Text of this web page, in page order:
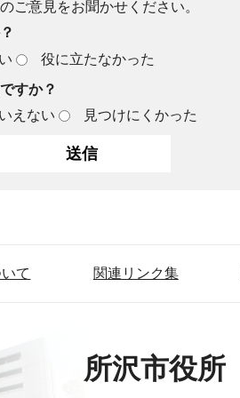
ご意見をお聞かせください。
役に立たなかった
すか？
えない 見つけにくかった
て 関連リンク集
所沢市役所